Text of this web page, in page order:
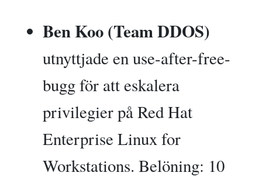
Ben Koo (Team DDOS)
utnyttjade en use-after-free-
bugg för att eskalera
privilegier på Red Hat
Enterprise Linux for
Workstations. Belöning: 10